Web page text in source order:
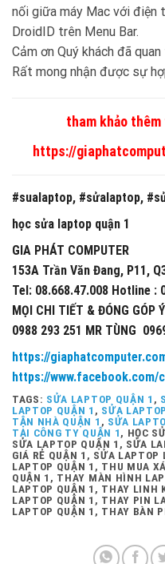
nối giữa máy Mac với
DroidID trên Menu Bar.
Cảm ơn Quý khách đã
Rất mong nhận được sự
tham khảo
https://
#sualaptop, #sửalaptop,
học sửa laptop quận 1
GIA PHÁT COMPUTER
153A Trần Văn Đang, P11,
Tel: 08.668.47.008 Hotline :
MỌI CHI TIẾT & ĐÓNG GÓP
0988 293 251 MR TÙNG
https://
https://www.facebook.com/
TAGS: SỬA LAPTOP QUẬN 1 ,
LAPTOP QUẬN 1 , SỬA
TẬN NHÀ QUẬN 1 , SỬA
TẠI CÔNG TY QUẬN 1, HỌC
SỬA LAPTOP QUẬN 1, SỬA
GIÁ RẺ QUẬN 1, SỬA
LAPTOP QUẬN 1, THU MUA
QUẬN 1, THAY MÀN HÌNH
LAPTOP QUẬN 1, THAY LINH
LAPTOP QUẬN 1, THAY PIN
LAPTOP QUẬN 1, THAY BÀN